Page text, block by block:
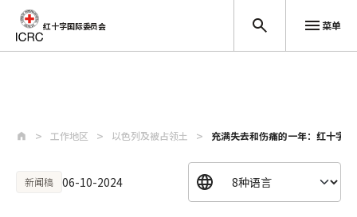
红十字国际委员会 菜单
工作地区 以色列及被占领土 充满失去和伤痛的一年：红十字
新闻稿 06-10-2024